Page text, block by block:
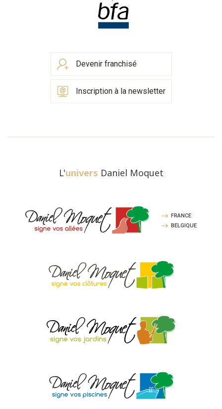
Devenir franchisé
Inscription à la newsletter
L'univers Daniel Moquet
FRANCE
BELGIQUE